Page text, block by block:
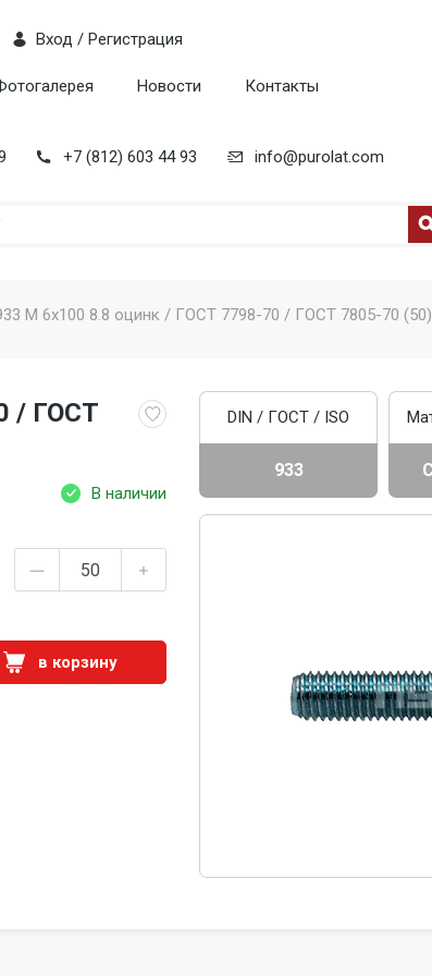
Новости Контакты
Вход / Регистрация
+7 (812) 603 44 93 info@purolat.com
M 6x100 8.8 оцинк / ГОСТ 7798-70 / ГОСТ 7805-70 (50)
/ ГОСТ
В наличии
в корзину
DIN / ГОСТ / ISO
933